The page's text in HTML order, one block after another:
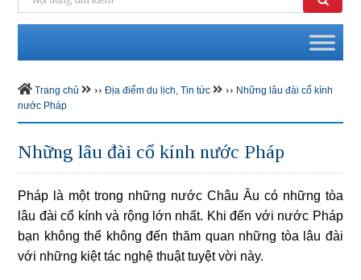
Trang chủ ›› Địa điểm du lịch,Tin tức ›› Những lâu đài cổ kính
nước Pháp
Những lâu đài cổ kính nước Pháp
Pháp là một trong những nước Châu Âu có những tòa
lâu đài cổ kính và rộng lớn nhất. Khi đến với nước Pháp
bạn không thể không đến thăm quan những tòa lâu đài
với những kiệt tác nghệ thuật tuyệt vời này.